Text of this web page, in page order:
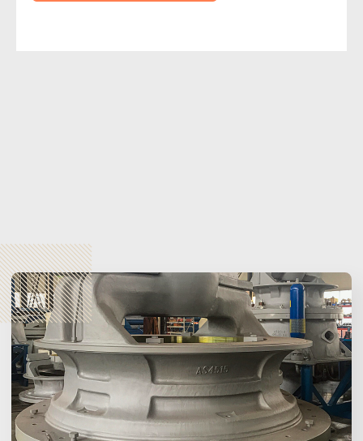
Контроль качества
Применяем систему менеджмента ISO-9001 и ISO-